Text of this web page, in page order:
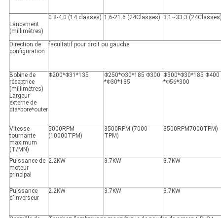
Lancement
(millimètres)
0.8-4.0 (14 classes) 1.6-21.6 (24Classes) 3.1~33.3
Direction de
configuration
facultatif pour droit ou gauche
Bobine de
réceptrice
(millimètres)
Largeur
externe de
dia*bore*outer
Φ200*Φ31*135
Φ250*Φ30*185 Φ300
*Φ30*185
Φ300*Φ30*185 Φ400
*Φ56*300
Vitesse
tournante
maximum
(T/MN)
5000RPM
(10000TPM)
3500RPM (7000
TPM)
3500RPM7000TPM)
Puissance de
moteur
principal
2.2KW 3.7KW 3.7KW
Puissance
d'inverseur
2.2KW 3.7KW 3.7KW